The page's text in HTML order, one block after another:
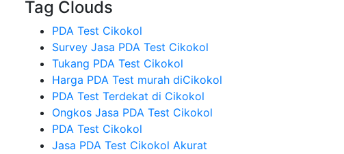
Tag Clouds
PDA Test Cikokol
Survey Jasa PDA Test Cikokol
Tukang PDA Test Cikokol
Harga PDA Test murah diCikokol
PDA Test Terdekat di Cikokol
Ongkos Jasa PDA Test Cikokol
PDA Test Cikokol
Jasa PDA Test Cikokol Akurat